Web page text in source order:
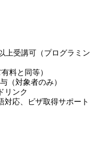
上受講可（プログラミン
料と同等）
（対象者のみ）
リンク
対応、ビザ取得サポート